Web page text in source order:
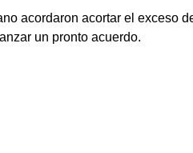
acordaron acortar el exceso
un pronto acuerdo.